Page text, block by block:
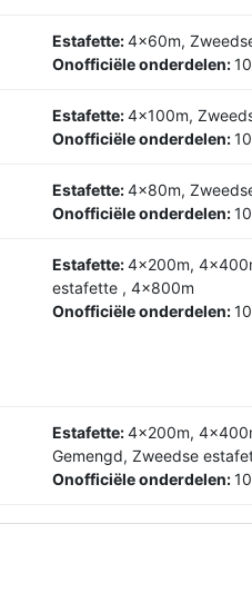
Estafette:4x60m,
Onofficiële onderdelen:
Estafette:4x100m,
Onofficiële onderdelen:
Estafette:4x80m,
Onofficiële onderdelen:
Estafette:4x200m,
estafette , 4x800m
Onofficiële onderdelen:
Estafette:4x200m,
Gemengd, Zweedse
Onofficiële onderdelen: